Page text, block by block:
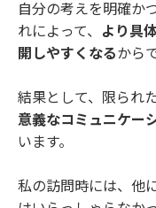
自分の考えを明確か
れによって、 より具
開しやすくなるから
結果として、限られ
意義なコミュニケー
います。
私の訪問時には、他